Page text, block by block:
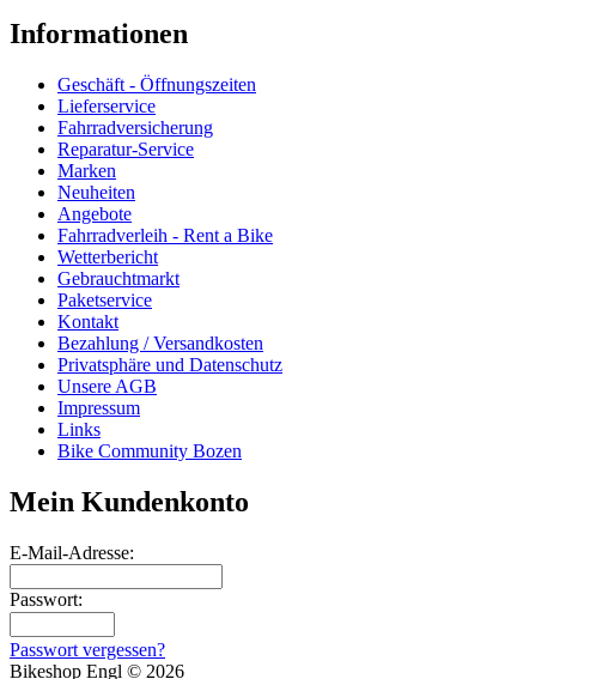
Informationen
Geschäft - Öffnungszeiten
Lieferservice
Fahrradversicherung
Reparatur-Service
Marken
Neuheiten
Angebote
Fahrradverleih - Rent a Bike
Wetterbericht
Gebrauchtmarkt
Paketservice
Kontakt
Bezahlung / Versandkosten
Privatsphäre und Datenschutz
Unsere AGB
Impressum
Links
Bike Community Bozen
Mein Kundenkonto
E-Mail-Adresse:
Passwort:
Passwort vergessen?
Bikeshop Engl © 2026